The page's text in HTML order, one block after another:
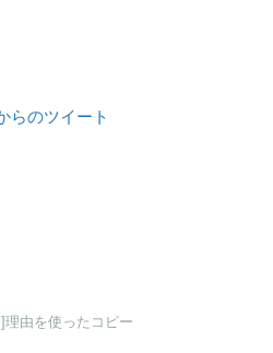
らのツイート
由を使ったコピー